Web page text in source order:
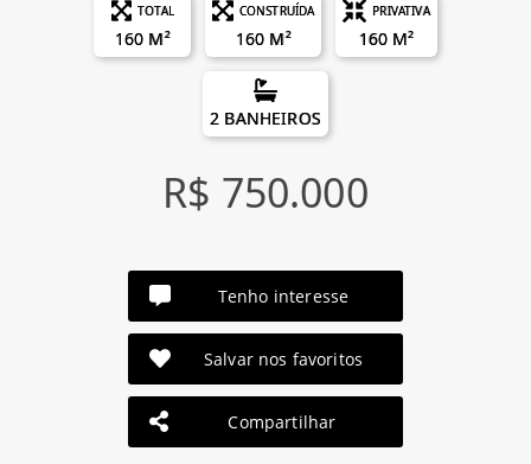
TOTAL
160 M²
CONSTRUÍDA
160 M²
PRIVATIVA
160 M²
2 BANHEIROS
R$ 750.000
Tenho interesse
Salvar nos favoritos
Compartilhar